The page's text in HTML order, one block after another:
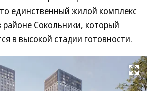
единственный жилой комплекс
районе Сокольники, который
в высокой стадии готовности.
Развернуть